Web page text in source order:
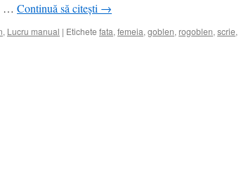
… Continuă să citești →
, Lucru manual | Etichete fata, femeia, goblen, rogoblen, scrie,